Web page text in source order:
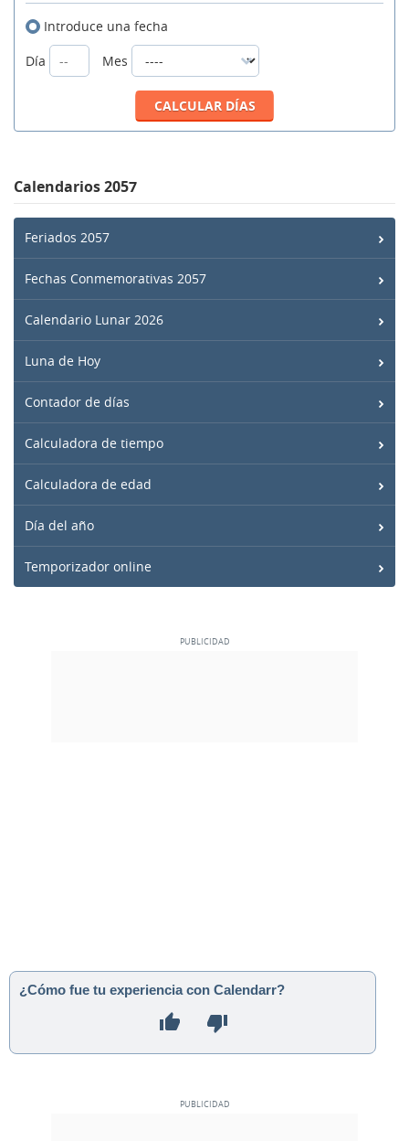
Introduce una fecha
Día
Mes
Calendarios 2057
Feriados 2057
Fechas Conmemorativas 2057
Calendario Lunar 2026
Luna de Hoy
Contador de días
Calculadora de tiempo
Calculadora de edad
Día del año
Temporizador online
¿Cómo fue tu experiencia con Calendarr?